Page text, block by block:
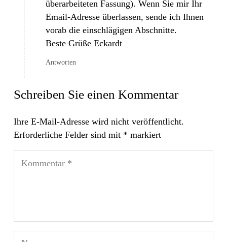
überarbeiteten Fassung). Wenn Sie mir Ihr
Email-Adresse überlassen, sende ich Ihnen
vorab die einschlägigen Abschnitte.
Beste Grüße Eckardt
Antworten
Schreiben Sie einen Kommentar
Ihre E-Mail-Adresse wird nicht veröffentlicht.
Erforderliche Felder sind mit * markiert